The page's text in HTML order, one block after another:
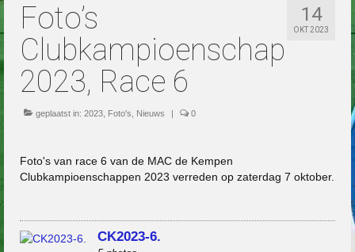
Nieuws
Lidmaatschap
Wedstrijden
Media
Contact
14
OKT 2023
Foto’s
Clubkampioenschap
2023, Race 6
geplaatst in: 2023 Foto's Nieuws | 0
Foto's van race 6 van de MAC de Kempen
Clubkampioenschappen 2023 verreden op zaterdag 7 oktober.
CK2023-6.